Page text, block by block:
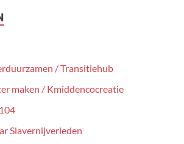
/ Transitiehub
maken / Kmiddencocreatie
Slavernijverleden